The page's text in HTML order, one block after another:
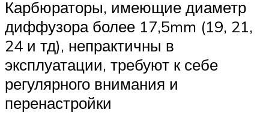
Карбюраторы, имеющие диаметр
диффузора более 17,5mm (19, 21,
24 и тд), непрактичны в
эксплуатации, требуют к себе
регулярного внимания и
перенастройки